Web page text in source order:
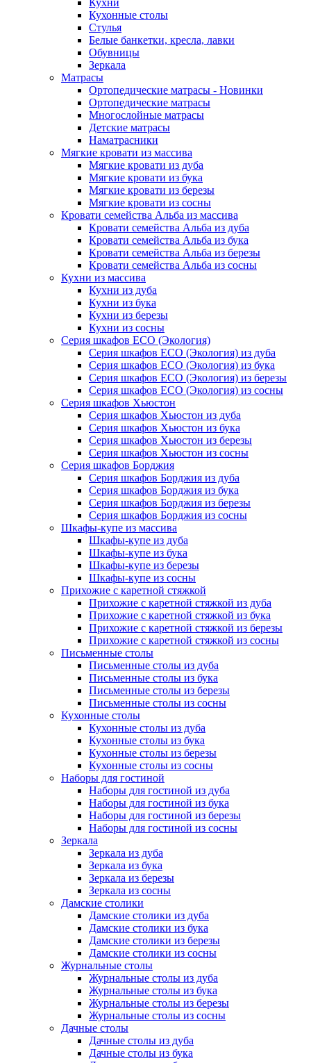
Кухни
Кухонные столы
Стулья
Белые банкетки, кресла, лавки
Обувницы
Зеркала
Матрасы
Ортопедические матрасы - Новинки
Ортопедические матрасы
Многослойные матрасы
Детские матрасы
Наматрасники
Мягкие кровати из массива
Мягкие кровати из дуба
Мягкие кровати из бука
Мягкие кровати из березы
Мягкие кровати из сосны
Кровати семейства Альба из массива
Кровати семейства Альба из дуба
Кровати семейства Альба из бука
Кровати семейства Альба из березы
Кровати семейства Альба из сосны
Кухни из массива
Кухни из дуба
Кухни из бука
Кухни из березы
Кухни из сосны
Серия шкафов ECO (Экология)
Серия шкафов ECO (Экология) из дуба
Серия шкафов ECO (Экология) из бука
Серия шкафов ECO (Экология) из березы
Серия шкафов ECO (Экология) из сосны
Серия шкафов Хьюстон
Серия шкафов Хьюстон из дуба
Серия шкафов Хьюстон из бука
Серия шкафов Хьюстон из березы
Серия шкафов Хьюстон из сосны
Серия шкафов Борджия
Серия шкафов Борджия из дуба
Серия шкафов Борджия из бука
Серия шкафов Борджия из березы
Серия шкафов Борджия из сосны
Шкафы-купе из массива
Шкафы-купе из дуба
Шкафы-купе из бука
Шкафы-купе из березы
Шкафы-купе из сосны
Прихожие с каретной стяжкой
Прихожие с каретной стяжкой из дуба
Прихожие с каретной стяжкой из бука
Прихожие с каретной стяжкой из березы
Прихожие с каретной стяжкой из сосны
Письменные столы
Письменные столы из дуба
Письменные столы из бука
Письменные столы из березы
Письменные столы из сосны
Кухонные столы
Кухонные столы из дуба
Кухонные столы из бука
Кухонные столы из березы
Кухонные столы из сосны
Наборы для гостиной
Наборы для гостиной из дуба
Наборы для гостиной из бука
Наборы для гостиной из березы
Наборы для гостиной из сосны
Зеркала
Зеркала из дуба
Зеркала из бука
Зеркала из березы
Зеркала из сосны
Дамские столики
Дамские столики из дуба
Дамские столики из бука
Дамские столики из березы
Дамские столики из сосны
Журнальные столы
Журнальные столы из дуба
Журнальные столы из бука
Журнальные столы из березы
Журнальные столы из сосны
Дачные столы
Дачные столы из дуба
Дачные столы из бука